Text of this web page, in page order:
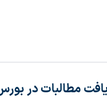
مطالبات در